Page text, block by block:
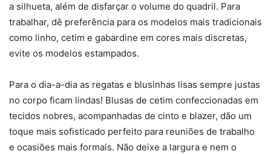
a silhueta, além de disfarçar o volume do quadril. Para
trabalhar, dê preferência para os modelos mais tradicionais
como linho, cetim e gabardine em cores mais discretas,
evite os modelos estampados.
Para o dia-a-dia as regatas e blusinhas lisas sempre justas
no corpo ficam lindas! Blusas de cetim confeccionadas em
tecidos nobres, acompanhadas de cinto e blazer, dão um
toque mais sofisticado perfeito para reuniões de trabalho
e ocasiões mais formais. Não deixe a largura e nem o